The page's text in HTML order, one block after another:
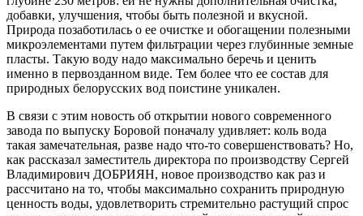
добавки, улучшения, чтобы быть полезной и вкусной.
Природа позаботилась о ее очистке и обогащении полезными
микроэлементами путем фильтрации через глубинные земные
пласты. Такую воду надо максимально беречь и ценить
именно в первозданном виде. Тем более что ее состав для
природных белорусских вод поистине уникален.
B связи с этим новость об открытии нового современного
завода по выпуску Боровой поначалу удивляет: коль вода
такая замечательная, разве надо что-то совершенствовать? Но,
как рассказал заместитель директора по производству Сергей
Владимирович ДОБРИЯН, новое производство как раз и
рассчитано на то, чтобы максимально сохранить природную
ценность воды, удовлетворить стремительно растущий спрос